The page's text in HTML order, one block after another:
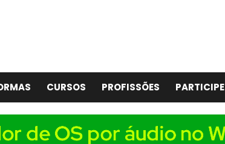
CURSOS PROFISSÕES PARTICIPE